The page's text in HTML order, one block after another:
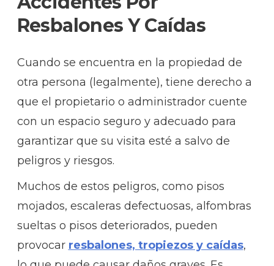
Resbalones Y Caídas
Cuando se encuentra en la propiedad de
otra persona (legalmente), tiene derecho a
que el propietario o administrador cuente
con un espacio seguro y adecuado para
garantizar que su visita esté a salvo de
peligros y riesgos.
Muchos de estos peligros, como pisos
mojados, escaleras defectuosas, alfombras
sueltas o pisos deteriorados, pueden
provocar resbalones, tropiezos y caídas,